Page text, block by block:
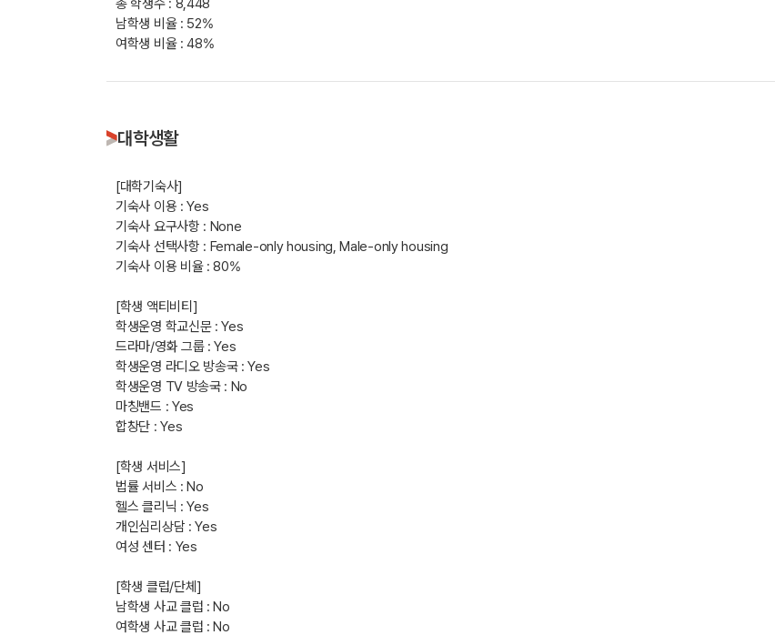
총 학생수 : 8,448
남학생 비율 : 52%
여학생 비율 : 48%
대학생활
[대학기숙사]
기숙사 이용 : Yes
기숙사 요구사항 : None
기숙사 선택사항 : Female-only housing, Male-only housing
기숙사 이용 비율 : 80%
[학생 액티비티]
학생운영 학교신문 : Yes
드라마/영화 그룹 : Yes
학생운영 라디오 방송국 : Yes
학생운영 TV 방송국 : No
마칭밴드 : Yes
합창단 : Yes
[학생 서비스]
법률 서비스 : No
헬스 클리닉 : Yes
개인심리상담 : Yes
여성 센터 : Yes
[학생 클럽/단체]
남학생 사교 클럽 : No
여학생 사교 클럽 : No